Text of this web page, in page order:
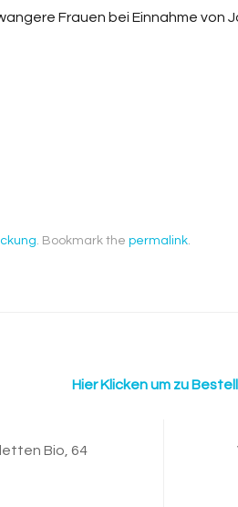
Frauen bei Einnahme
. Bookmark the permalink
Hier Klicken um zu
Bio, 64